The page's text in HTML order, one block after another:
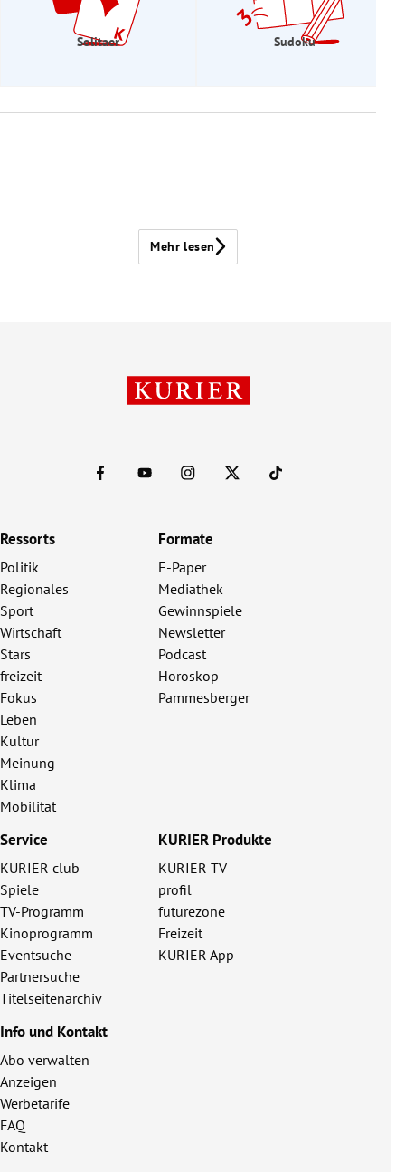
Solitaer Sudoku
Mehr lesen
Ressorts
Politik
Regionales
Sport
Wirtschaft
Stars
freizeit
Fokus
Leben
Kultur
Meinung
Klima
Mobilität
Formate
E-Paper
Mediathek
Gewinnspiele
Newsletter
Podcast
Horoskop
Pammesberger
Service
KURIER club
Spiele
TV-Programm
Kinoprogramm
Eventsuche
Partnersuche
Titelseitenarchiv
KURIER Produkte
KURIER TV
profil
futurezone
Freizeit
KURIER App
Info und Kontakt
Abo verwalten
Anzeigen
Werbetarife
FAQ
Kontakt